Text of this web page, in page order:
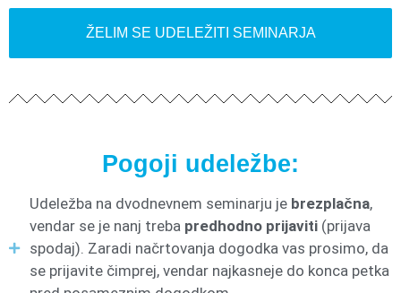
ŽELIM SE UDELEŽITI SEMINARJA
Pogoji udeležbe:
Udeležba na dvodnevnem seminarju je brezplačna,
vendar se je nanj treba predhodno prijaviti (prijava
spodaj). Zaradi načrtovanja dogodka vas prosimo, da
se prijavite čimprej, vendar najkasneje do konca petka